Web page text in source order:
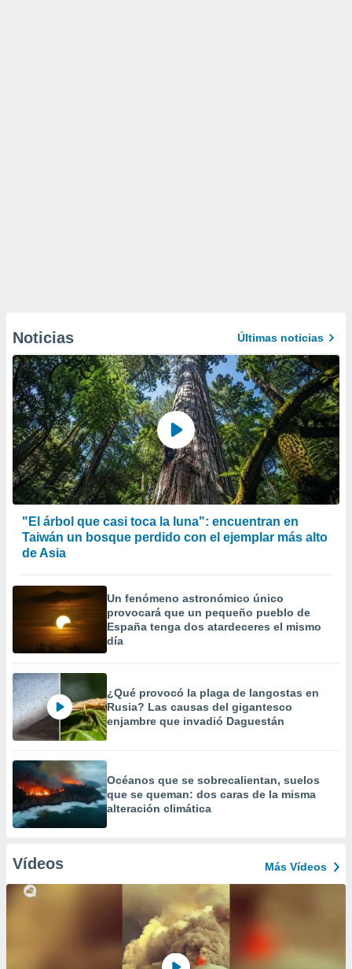
Noticias Últimas noticias
"El árbol que casi toca la luna": encuentran en
Taiwán un bosque perdido con el ejemplar más alto
de Asia
Un fenómeno astronómico único
provocará que un pequeño pueblo de
España tenga dos atardeceres el mismo
día
¿Qué provocó la plaga de langostas en
Rusia? Las causas del gigantesco
enjambre que invadió Daguestán
Océanos que se sobrecalientan, suelos
que se queman: dos caras de la misma
alteración climática
Vídeos Más Vídeos